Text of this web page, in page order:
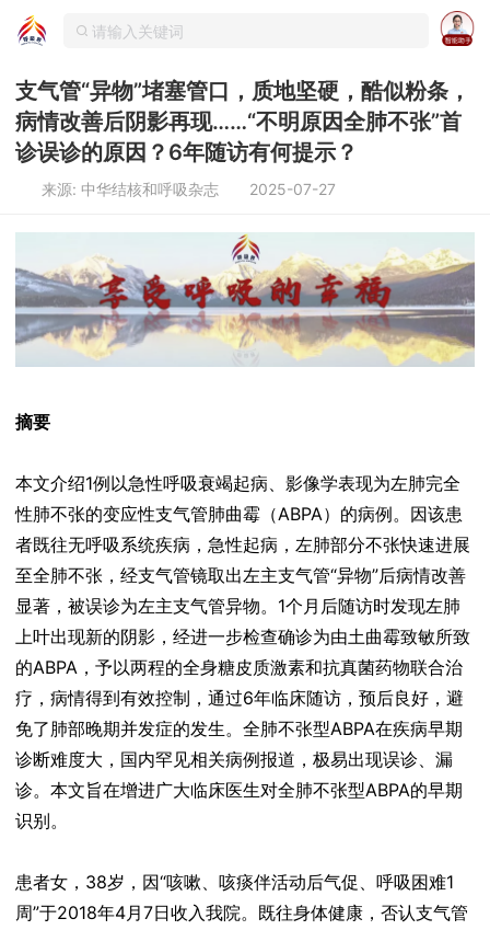
支气管“异物”堵塞管口，质地坚硬，酷似粉条，
病情改善后阴影再现……“不明原因全肺不张”首
诊误诊的原因？6年随访有何提示？
来源: 中华结核和呼吸杂志 2025-07-27
摘要
本文介绍1例以急性呼吸衰竭起病、影像学表现为左肺完全
性肺不张的变应性支气管肺曲霉（ABPA）的病例。因该患
者既往无呼吸系统疾病，急性起病，左肺部分不张快速进展
至全肺不张，经支气管镜取出左主支气管“异物”后病情改善
显著，被误诊为左主支气管异物。1个月后随访时发现左肺
上叶出现新的阴影，经进一步检查确诊为由土曲霉致敏所致
的ABPA，予以两程的全身糖皮质激素和抗真菌药物联合治
疗，病情得到有效控制，通过6年临床随访，预后良好，避
免了肺部晚期并发症的发生。全肺不张型ABPA在疾病早期
诊断难度大，国内罕见相关病例报道，极易出现误诊、漏
诊。本文旨在增进广大临床医生对全肺不张型ABPA的早期
识别。
患者女，38岁，因“咳嗽、咳痰伴活动后气促、呼吸困难1
周”于2018年4月7日收入我院。既往身体健康，否认支气管